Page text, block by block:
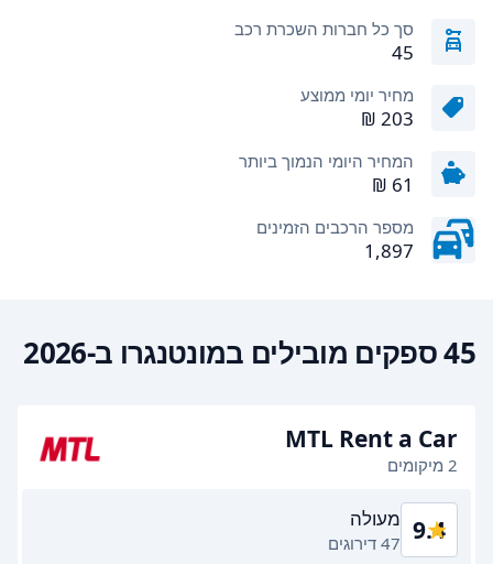
סך כל חברות השכרת רכב
45
מחיר יומי ממוצע
המחיר היומי הנמוך ביותר
מספר הרכבים הזמינים
1,897
45 ספקים מובילים במונטנגרו ב-2026
MTL Rent a Car
2 מיקומים
9.4 מעולה
47 דירוגים